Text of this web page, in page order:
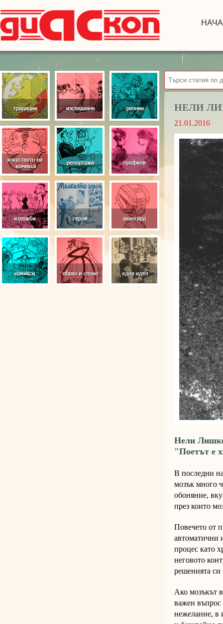
НЕЛИ
21.01.2016
Нели
"Поетът е
В последни
мозък много
обоняние,
през които
Повечето от
автоматични
процес като
неговото
решенията си
Ако мозъкът
важен въпрос
нежелание, в